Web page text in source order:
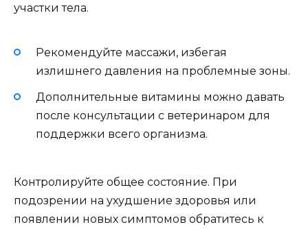
участки тела.
Рекомендуйте массажи, избегая
излишнего давления на проблемные зоны.
Дополнительные витамины можно давать
после консультации с ветеринаром для
поддержки всего организма.
Контролируйте общее состояние. При
подозрении на ухудшение здоровья или
появлении новых симптомов обратитесь к